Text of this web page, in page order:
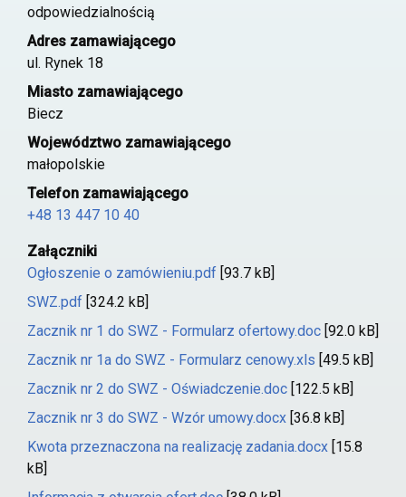
odpowiedzialnością
Adres zamawiającego
ul. Rynek 18
Miasto zamawiającego
Biecz
Województwo zamawiającego
małopolskie
Telefon zamawiającego
+48 13 447 10 40
Załączniki
Ogłoszenie o zamówieniu.pdf [93.7 kB]
SWZ.pdf [324.2 kB]
Zacznik nr 1 do SWZ - Formularz ofertowy.doc [92.0 kB]
Zacznik nr 1a do SWZ - Formularz cenowy.xls [49.5 kB]
Zacznik nr 2 do SWZ - Oświadczenie.doc [122.5 kB]
Zacznik nr 3 do SWZ - Wzór umowy.docx [36.8 kB]
Kwota przeznaczona na realizację zadania.docx [15.8
kB]